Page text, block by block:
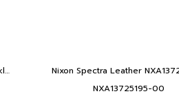
Nixon TimeTeller OPPOcean Speckle รุ่น NXA13615138-00 นาฬิกาผู้ชายและหญิง หน้าปัด 37 มม. TIME TELLER OPPOCEAN SPECKLE
NXA13725195-00